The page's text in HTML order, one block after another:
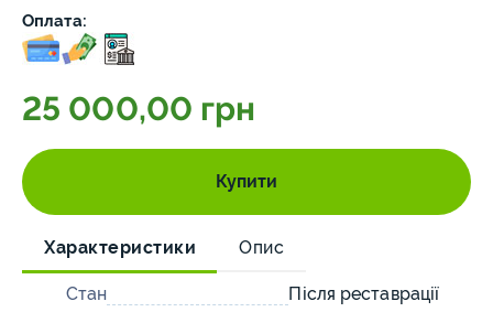
Оплата:
25 000,00 грн
Купити
Характеристики Опис
Стан Після реставрації